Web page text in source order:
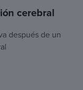
cerebral
después de un